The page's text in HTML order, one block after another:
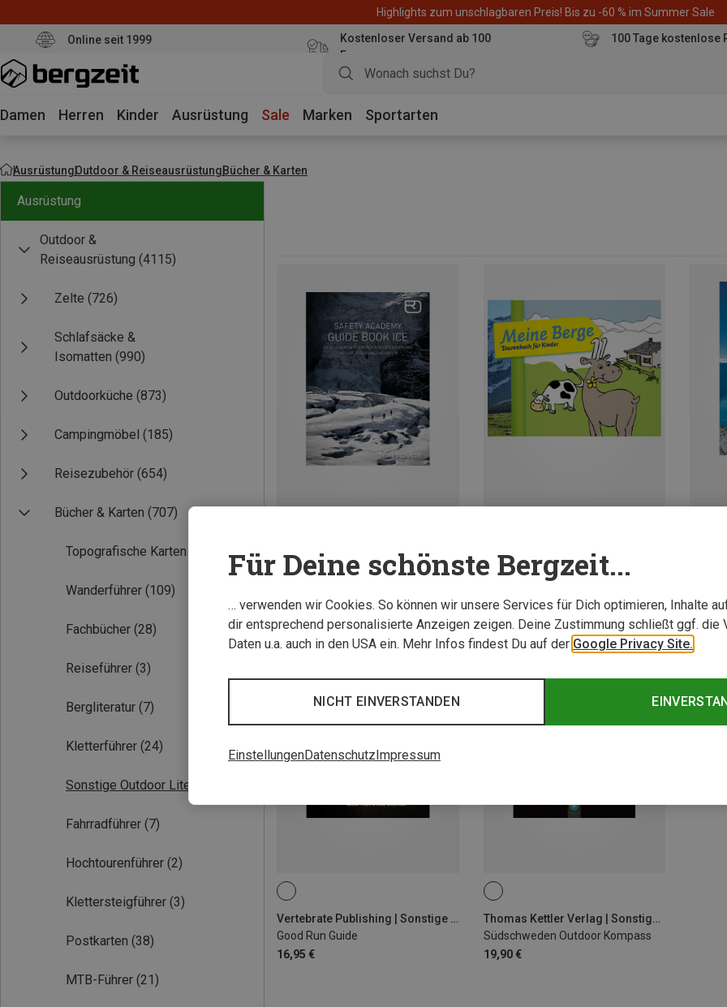
Highlights zum unschlagbaren Preis! Bis zu -60 % im Summer Sale
Online seit 1999
Kostenloser Versand ab 100
Euro
100 Tage kostenlose
Damen Herren Kinder Ausrüstung Sale Marken Sportarten
AusrüstungOutdoor & ReiseausrüstungBücher & Karten
Ausrüstung
Outdoor &
Reiseausrüstung (4115)
Zelte (726)
Schlafsäcke &
Isomatten (990)
Outdoorküche (873)
Campingmöbel (185)
Reisezubehör (654)
Bücher & Karten (707)
Topografische Karten
Wanderführer (109)
Fachbücher (28)
Reiseführer (3)
Bergliteratur (7)
Kletterführer (24)
Sonstige Outdoor Literatur
Fahrradführer (7)
Hochtourenführer (2)
Klettersteigführer (3)
Postkarten (38)
MTB-Führer (21)
SAGB Ice
Vertebrate Publishing | Sonstige Outdoor Literatur
Good Run Guide
16,95 €
Thomas Kettler Verlag | Sonstige Outdoor Literatur
Südschweden Outdoor Kompass
19,90 €
Für Deine schönste Bergzeit...
… verwenden wir Cookies. So können wir unsere Services für Dich optimieren, Inhalte
dir entsprechend personalisierte Anzeigen zeigen. Deine Zustimmung schließt ggf. die
Daten u.a. auch in den USA ein. Mehr Infos findest Du auf der Google Privacy Site.
NICHT EINVERSTANDEN
EinstellungenDatenschutzImpressum